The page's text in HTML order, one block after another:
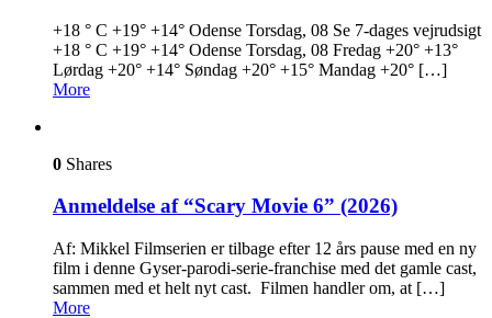
+18 ° C +19° +14° Odense Torsdag, 08 Se 7-dages vejrudsigt
+18 ° C +19° +14° Odense Torsdag, 08 Fredag +20° +13°
Lørdag +20° +14° Søndag +20° +15° Mandag +20° […]
More
0 Shares
Anmeldelse af “Scary Movie 6” (2026)
Af: Mikkel Filmserien er tilbage efter 12 års pause med en ny
film i denne Gyser-parodi-serie-franchise med det gamle cast,
sammen med et helt nyt cast. Filmen handler om, at […]
More